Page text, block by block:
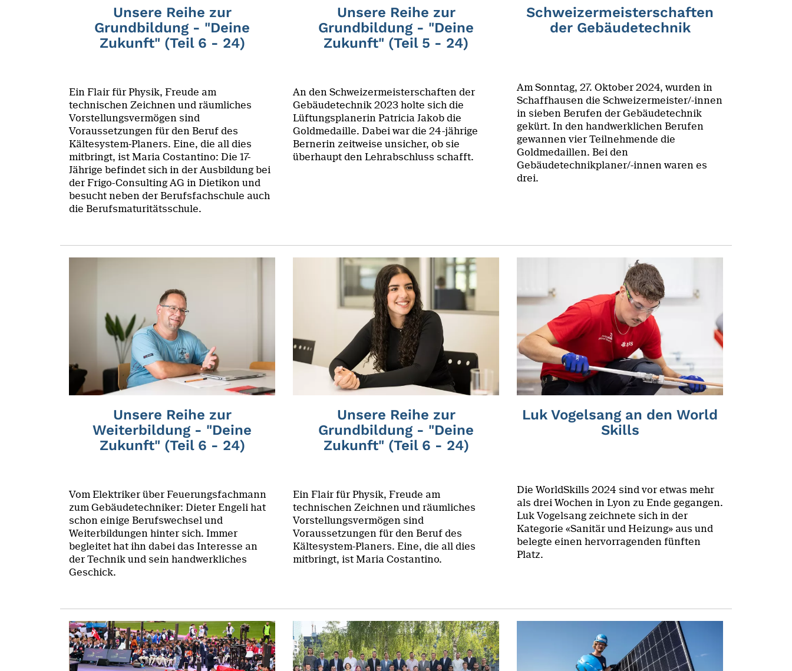
Unsere Reihe zur
Grundbildung - "Deine
Zukunft" (Teil 6 - 24)
Ein Flair für Physik, Freude am
technischen Zeichnen und räumliches
Vorstellungsvermögen sind
Voraussetzungen für den Beruf des
Kältesystem-Planers. Eine, die all dies
mitbringt, ist Maria Costantino: Die 17-
Jährige befindet sich in der Ausbildung bei
der Frigo-Consulting AG in Dietikon und
besucht neben der Berufsfachschule auch
die Berufsmaturitätsschule.
Unsere Reihe zur
Grundbildung - "Deine
Zukunft" (Teil 5 - 24)
An den Schweizermeisterschaften der
Gebäudetechnik 2023 holte sich die
Lüftungsplanerin Patricia Jakob die
Goldmedaille. Dabei war die 24-jährige
Bernerin zeitweise unsicher, ob sie
überhaupt den Lehrabschluss schafft.
Schweizermeisterschaften
der Gebäudetechnik
Am Sonntag, 27. Oktober 2024, wurden in
Schaffhausen die Schweizermeister/-innen
in sieben Berufen der Gebäudetechnik
gekürt. In den handwerklichen Berufen
gewannen vier Teilnehmende die
Goldmedaillen. Bei den
Gebäudetechnikplaner/-innen waren es
drei.
Unsere Reihe zur
Weiterbildung - "Deine
Zukunft" (Teil 6 - 24)
Vom Elektriker über Feuerungsfachmann
zum Gebäudetechniker: Dieter Engeli hat
schon einige Berufswechsel und
Weiterbildungen hinter sich. Immer
begleitet hat ihn dabei das Interesse an
der Technik und sein handwerkliches
Geschick.
Unsere Reihe zur
Grundbildung - "Deine
Zukunft" (Teil 6 - 24)
Ein Flair für Physik, Freude am
technischen Zeichnen und räumliches
Vorstellungsvermögen sind
Voraussetzungen für den Beruf des
Kältesystem-Planers. Eine, die all dies
mitbringt, ist Maria Costantino.
Luk Vogelsang an den World
Skills
Die WorldSkills 2024 sind vor etwas mehr
als drei Wochen in Lyon zu Ende gegangen.
Luk Vogelsang zeichnete sich in der
Kategorie «Sanitär und Heizung» aus und
belegte einen hervorragenden fünften
Platz.